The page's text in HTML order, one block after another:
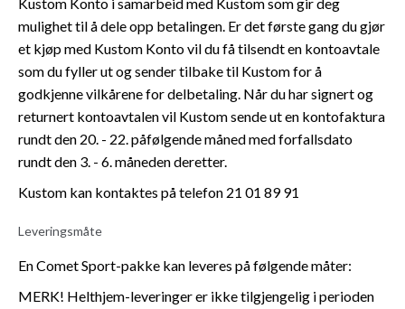
mulighet til å dele opp betalingen. Er det første gang du gjør
et kjøp med Kustom Konto vil du få tilsendt en kontoavtale
som du fyller ut og sender tilbake til Kustom for å
godkjenne vilkårene for delbetaling. Når du har signert og
returnert kontoavtalen vil Kustom sende ut en kontofaktura
rundt den 20. - 22. påfølgende måned med forfallsdato
rundt den 3. - 6. måneden deretter.
Kustom kan kontaktes på telefon 21 01 89 91
Leveringsmåte
En Comet Sport-pakke kan leveres på følgende måter:
MERK! Helthjem-leveringer er ikke tilgjengelig i perioden